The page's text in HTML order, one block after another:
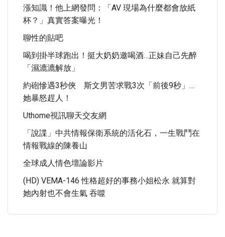
漲知識！他上網發問：「AV 現場為什麼都會放紙
杯？」真實答案曝光！
聊性的貼吧
喝到掛半球跑出！挺大奶奶邀喝酒…正妹自己先醉
「濕漉漉解放」
約砲慘遇3秒俠 斯文男苦求戰3次「前後9秒」…
她暴怒趕人！
Uthome視訊聊天交友網
「說諜」中共情報保衛系統的活化石，一生戰鬥在
情報戰線的陳養山
全球成人情色壇論影片
(HD) VEMA-146 性格超好的事務小姐松永 就算對
她內射也不會生氣 吞噬